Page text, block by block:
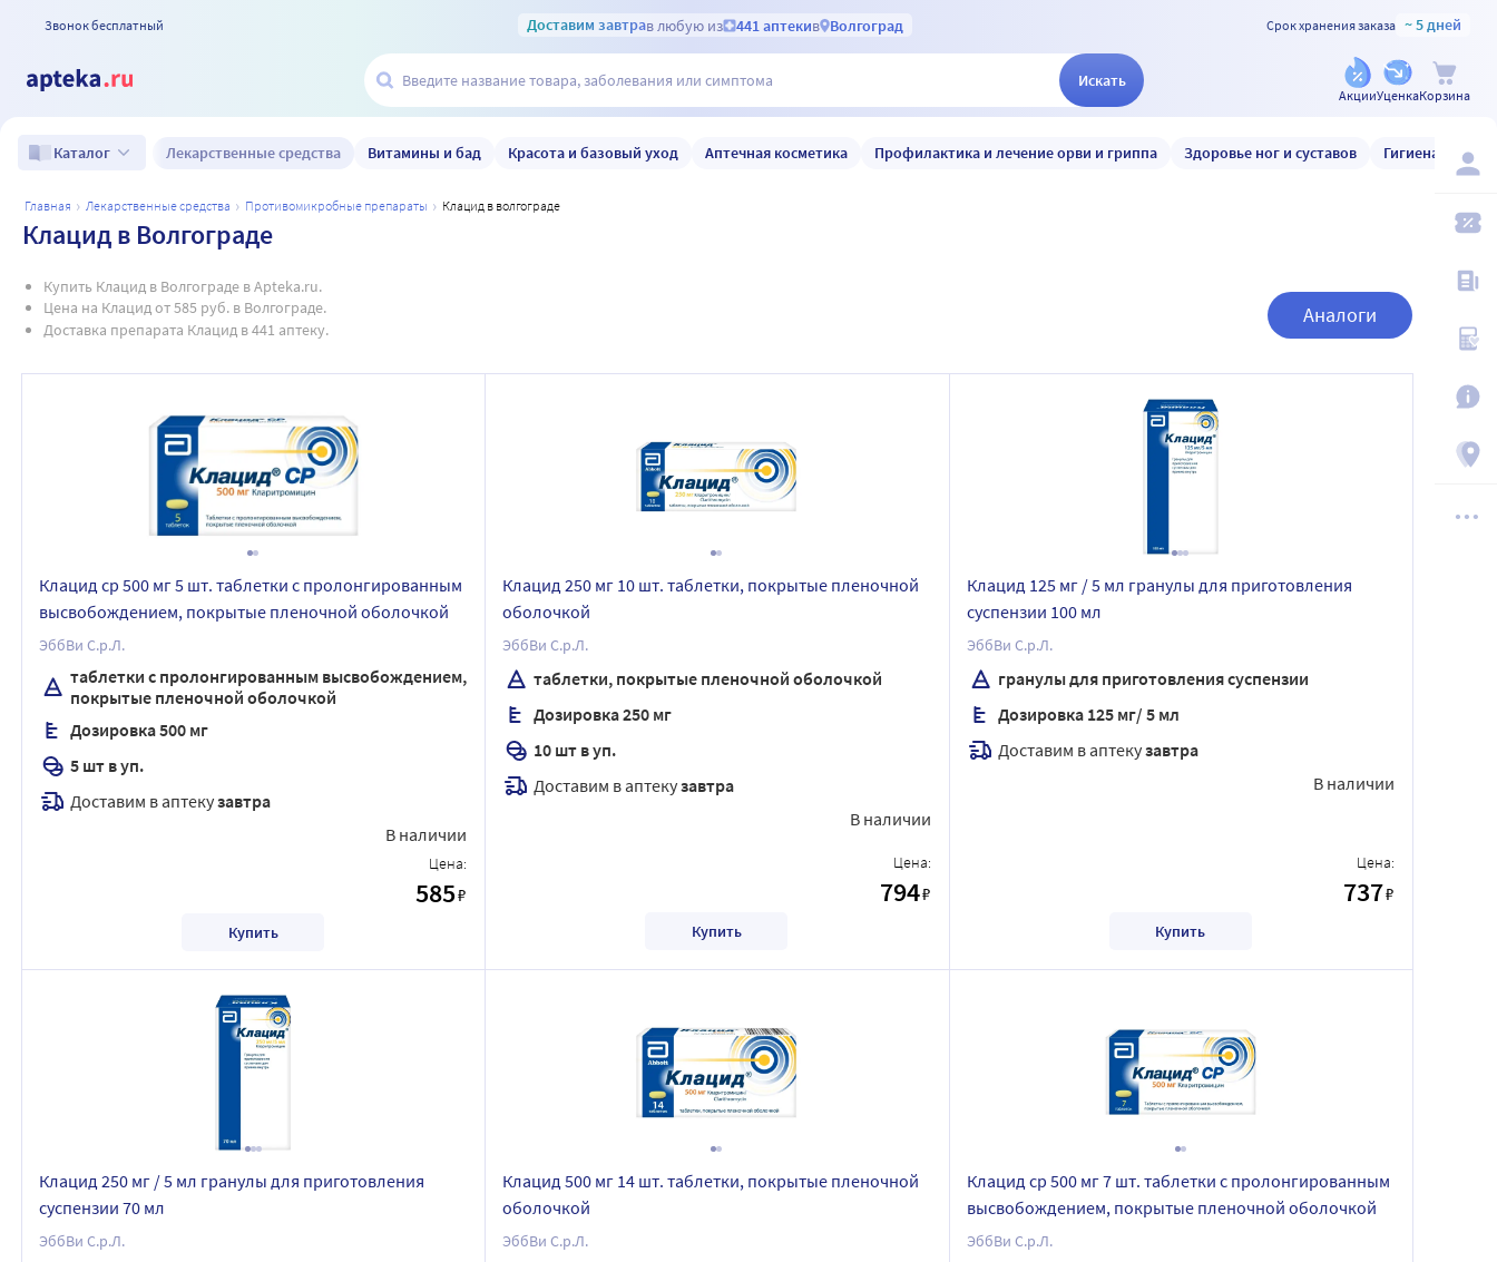
Звонок бесплатный Доставим завтрав любую из 441 аптекив Волгоград Срок хранения заказа ~ 5 дней
Искать
АкцииУценкаКорзина
Каталог Лекарственные средства Витамины и бад Красота и базовый уход Аптечная косметика Профилактика и лечение орви и гриппа Здоровье ног и суставов Гигиена и уход
главная лекарственные средства противомикробные препараты клацид в волгограде
Клацид в Волгограде
Купить Клацид в Волгограде в Apteka.ru.
Цена на Клацид от 585 руб. в Волгограде.
Доставка препарата Клацид в 441 аптеку.
Аналоги
Клацид ср 500 мг 5 шт. таблетки с пролонгированным
высвобождением, покрытые пленочной оболочкой
ЭббВи С.р.Л.
таблетки с пролонгированным высвобождением,
покрытые пленочной оболочкой
Дозировка 500 мг
5 шт в уп.
Доставим в аптекузавтра
В наличии
Цена:
585₽
Купить
Клацид 250 мг 10 шт. таблетки, покрытые пленочной
оболочкой
ЭббВи С.р.Л.
таблетки, покрытые пленочной оболочкой
Дозировка 250 мг
10 шт в уп.
Доставим в аптекузавтра
В наличии
Цена:
794₽
Купить
Клацид 125 мг / 5 мл гранулы для приготовления
суспензии 100 мл
ЭббВи С.р.Л.
гранулы для приготовления суспензии
Дозировка 125 мг/ 5 мл
Доставим в аптекузавтра
В наличии
Цена:
737₽
Купить
Клацид 250 мг / 5 мл гранулы для приготовления
суспензии 70 мл
ЭббВи С.р.Л.
Клацид 500 мг 14 шт. таблетки, покрытые пленочной
оболочкой
ЭббВи С.р.Л.
Клацид ср 500 мг 7 шт. таблетки с пролонгированным
высвобождением, покрытые пленочной оболочкой
ЭббВи С.р.Л.